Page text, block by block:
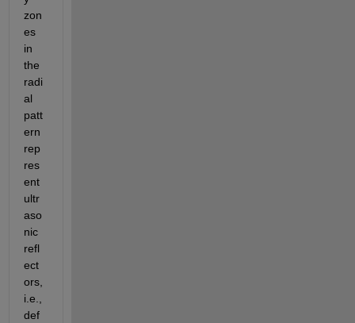
zon
es
in
the
radi
al
patt
ern
rep
res
ent
ultr
aso
nic
refl
ect
ors,
i.e.,
def